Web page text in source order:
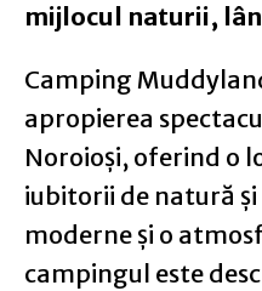
mijlocul naturii,
Camping
apropierea
Noroioși, oferind o
iubitorii de natură
moderne și o
campingul este